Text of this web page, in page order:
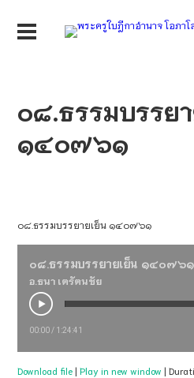
๐๘.ธรรมบรรย
๑๔๐๗๖๑
๐๘.ธรรมบรรยายเย็น ๑๔๐๗๖๑
๐๘.ธรรมบรรยายเย็น ๑๔๐๗๖๑
อ.ธนา เตรัตนชัย
00:00 / 1:24:41
Download file |Play in new window |